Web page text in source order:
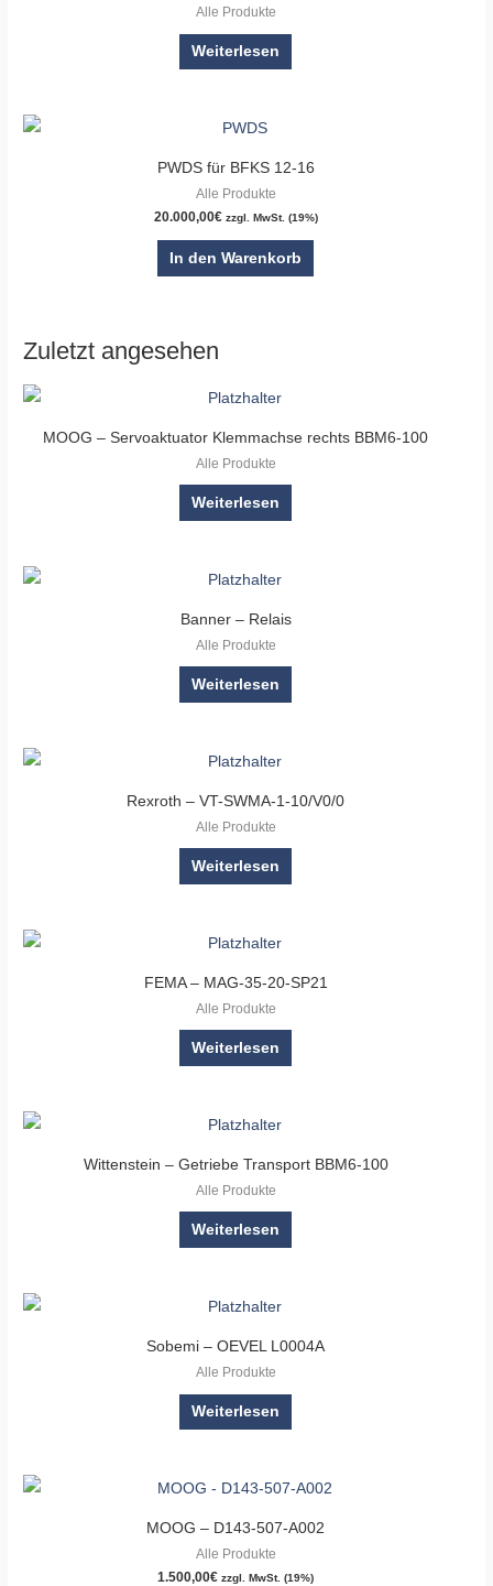
Alle Produkte
Weiterlesen
PWDS für BFKS 12-16
Alle Produkte
20.000,00€ zzgl. MwSt. (19%)
In den Warenkorb
Zuletzt angesehen
MOOG – Servoaktuator Klemmachse rechts BBM6-100
Alle Produkte
Weiterlesen
Banner – Relais
Alle Produkte
Weiterlesen
Rexroth – VT-SWMA-1-10/V0/0
Alle Produkte
Weiterlesen
FEMA – MAG-35-20-SP21
Alle Produkte
Weiterlesen
Wittenstein – Getriebe Transport BBM6-100
Alle Produkte
Weiterlesen
Sobemi – OEVEL L0004A
Alle Produkte
Weiterlesen
MOOG – D143-507-A002
Alle Produkte
1.500,00€ zzgl. MwSt. (19%)